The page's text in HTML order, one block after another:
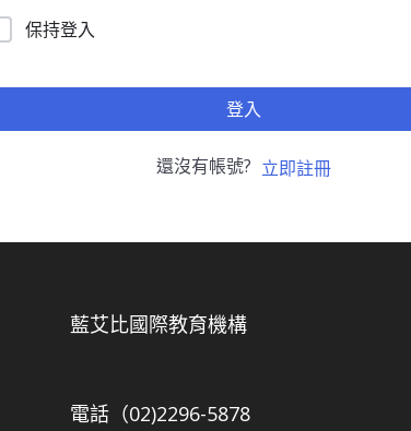
保持登入
登入
還沒有帳號? 立即註冊
藍艾比國際教育機構
電話（02)2296-5878